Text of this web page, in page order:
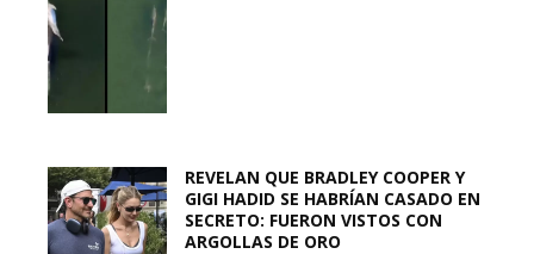
REVELAN QUE BRADLEY COOPER Y
GIGI HADID SE HABRÍAN CASADO EN
SECRETO: FUERON VISTOS CON
ARGOLLAS DE ORO